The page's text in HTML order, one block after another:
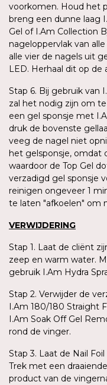
voorkomen. Houd het
breng een dunne laag
Gel of I.Am Collection
nageloppervlak van
alle vier de nagels uit
LED. Herhaal dit op
Stap 6. Bij gebruik van
zal het nodig zijn om
een gel sponsje met
druk de bovenste
veeg de nagel niet
het gelsponsje, omdat
waardoor de Top Gel
verzadigd gel sponsje
reinigen ongeveer 1
te laten "afkoelen" om
VERWIJDERING
Stap 1. Laat de cliënt
zeep en warm water.
gebruik I.Am Hydra
Stap 2. Verwijder de
I.Am 180/180 Straight
I.Am Soak Off Gel
rond de vinger.
Stap 3. Laat de Nail
Trek met een
product van de